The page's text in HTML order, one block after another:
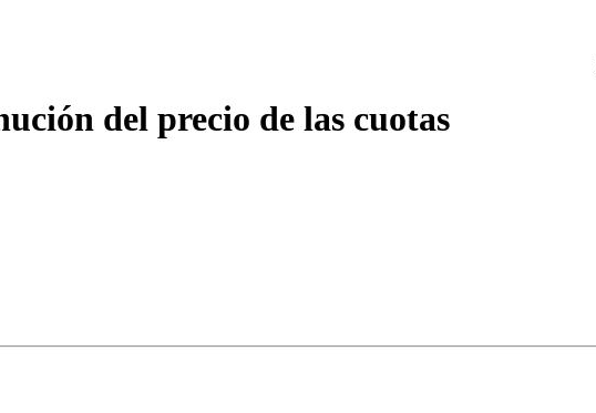
del precio de las cuotas